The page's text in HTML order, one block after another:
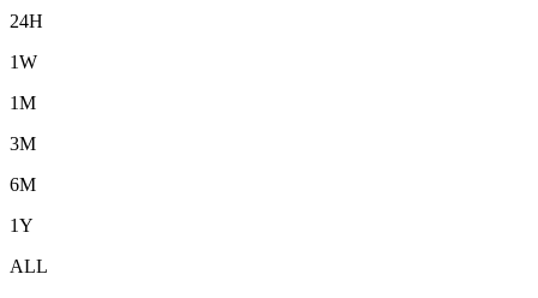
24H
1W
1M
3M
6M
1Y
ALL